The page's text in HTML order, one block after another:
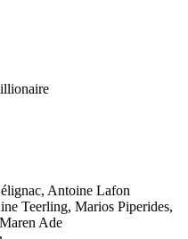
Antoine Lafon
Teerling, Marios Piperides,
Ade